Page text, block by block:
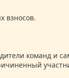
взносов.
команд и